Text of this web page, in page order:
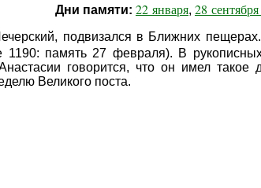
Дни памяти: 22 января, 28
подвизался в Ближних
1190: память 27 февраля). В
говорится, что он имел
Великого поста.